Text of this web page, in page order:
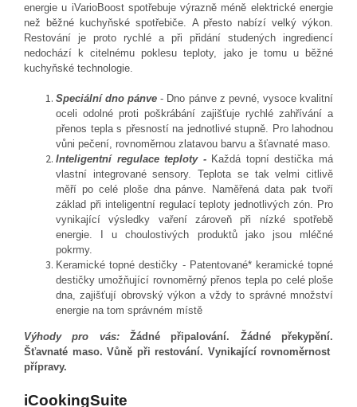
energie u iVarioBoost spotřebuje výrazně méně elektrické energie
než běžné kuchyňské spotřebiče. A přesto nabízí velký výkon.
Restování je proto rychlé a při přidání studených ingrediencí
nedochází k citelnému poklesu teploty, jako je tomu u běžné
kuchyňské technologie.
Speciální dno pánve - Dno pánve z pevné, vysoce kvalitní
oceli odolné proti poškrábání zajišťuje rychlé zahřívání a
přenos tepla s přesností na jednotlivé stupně. Pro lahodnou
vůni pečení, rovnoměrnou zlatavou barvu a šťavnaté maso.
Inteligentní regulace teploty - Každá topní destička má
vlastní integrované sensory. Teplota se tak velmi citlivě
měří po celé ploše dna pánve. Naměřená data pak tvoří
základ při inteligentní regulací teploty jednotlivých zón. Pro
vynikající výsledky vaření zároveň při nízké spotřebě
energie. I u choulostivých produktů jako jsou mléčné
pokrmy.
Keramické topné destičky - Patentované* keramické topné
destičky umožňující rovnoměrný přenos tepla po celé ploše
dna, zajišťují obrovský výkon a vždy to správné množství
energie na tom správném místě
Výhody pro vás:
Žádné připalování. Žádné překypění.
Šťavnaté maso. Vůně při restování. Vynikající rovnoměrnost
přípravy.
iCookingSuite